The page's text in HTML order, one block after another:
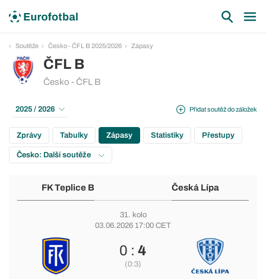
Soutěže Česko - ČFL B 2025/2026 Zápasy
ČFL B
Česko - ČFL B
Přidat soutěž do záložek
2025 / 2026
Zprávy Tabulky Zápasy Statistiky Přestupy
Česko: Další soutěže
FK Teplice B Česká Lípa
31. kolo
03.06.2026 17:00 CET
0 :4
(0:3)